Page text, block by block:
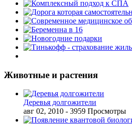
Животные и растения
Деревья долгожители
авг 02, 2010 - 3959 Просмотры